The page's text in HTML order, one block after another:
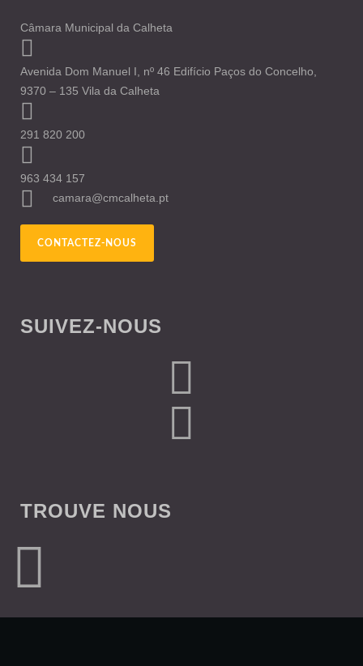
Câmara Municipal da Calheta
Avenida Dom Manuel I, nº 46 Edifício Paços do Concelho,
9370 – 135 Vila da Calheta
291 820 200
963 434 157
camara@cmcalheta.pt
CONTACTEZ-NOUS
SUIVEZ-NOUS
TROUVE NOUS